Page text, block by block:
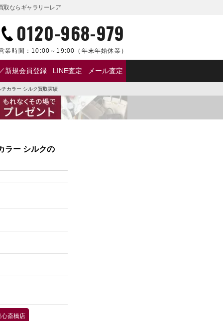
取ならギャラリーレア
0120-968-979
業時間： 10:00～19:00 （年末年始休業）
新規会員登録 LINE査定 メール査定
カラー シルク買取実績
ラー シルクの
心斎橋店